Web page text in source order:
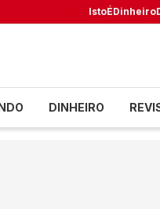
IstoÉDinheiro
DINHEIRO